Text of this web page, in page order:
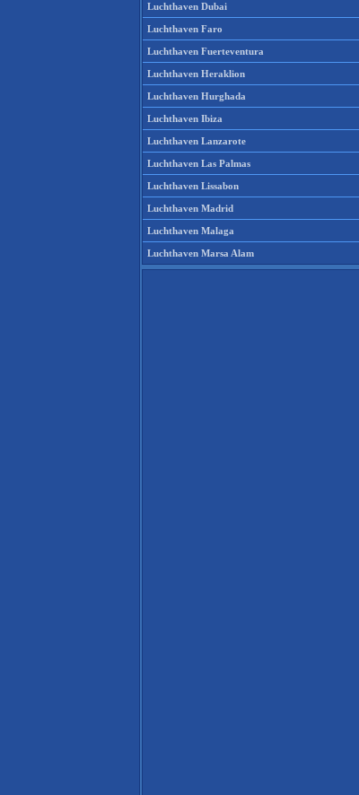
Luchthaven Dubai
Luchthaven Faro
Luchthaven Fuerteventura
Luchthaven Heraklion
Luchthaven Hurghada
Luchthaven Ibiza
Luchthaven Lanzarote
Luchthaven Las Palmas
Luchthaven Lissabon
Luchthaven Madrid
Luchthaven Malaga
Luchthaven Marsa Alam